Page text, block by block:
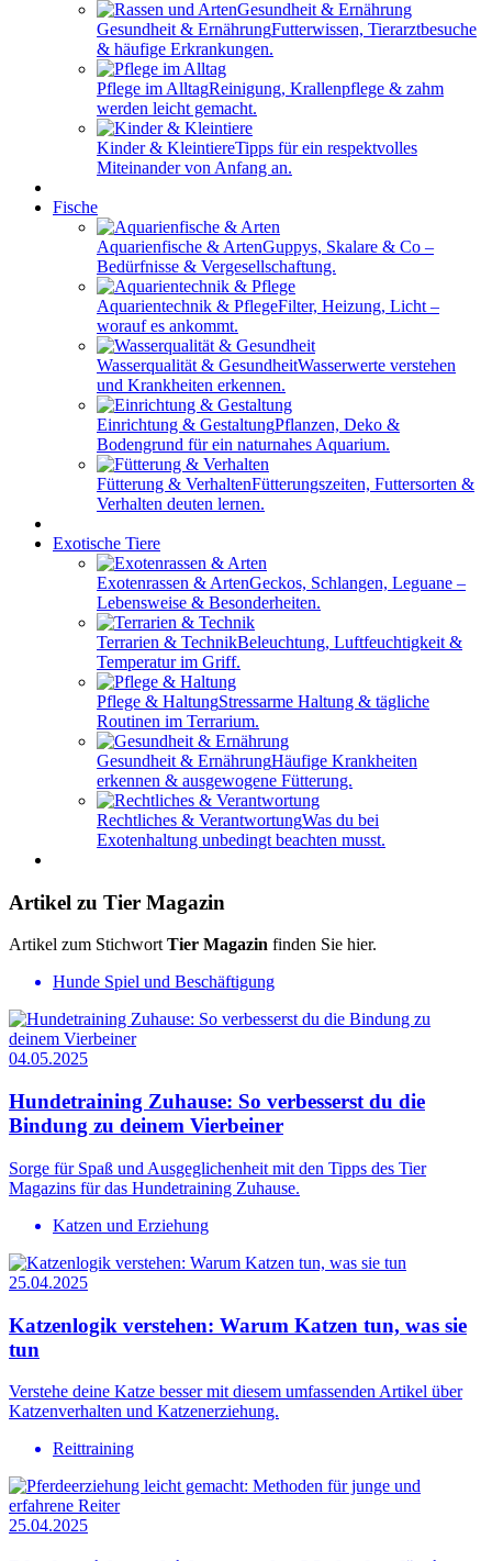
Gesundheit & ErnährungFutterwissen, Tierarztbesuche
& häufige Erkrankungen.
Pflege im AlltagReinigung, Krallenpflege & zahm
werden leicht gemacht.
Kinder & KleintiereTipps für ein respektvolles
Miteinander von Anfang an.
Fische
Aquarienfische & ArtenGuppys, Skalare & Co –
Bedürfnisse & Vergesellschaftung.
Aquarientechnik & PflegeFilter, Heizung, Licht –
worauf es ankommt.
Wasserqualität & GesundheitWasserwerte verstehen
und Krankheiten erkennen.
Einrichtung & GestaltungPflanzen, Deko &
Bodengrund für ein naturnahes Aquarium.
Fütterung & VerhaltenFütterungszeiten, Futtersorten &
Verhalten deuten lernen.
Exotische Tiere
Exotenrassen & ArtenGeckos, Schlangen, Leguane –
Lebensweise & Besonderheiten.
Terrarien & TechnikBeleuchtung, Luftfeuchtigkeit &
Temperatur im Griff.
Pflege & HaltungStressarme Haltung & tägliche
Routinen im Terrarium.
Gesundheit & ErnährungHäufige Krankheiten
erkennen & ausgewogene Fütterung.
Rechtliches & VerantwortungWas du bei
Exotenhaltung unbedingt beachten musst.
Artikel zu Tier Magazin
Artikel zum StichwortTier Magazin finden Sie hier.
Hunde Spiel und Beschäftigung
04.05.2025
Hundetraining Zuhause: So verbesserst du die
Bindung zu deinem Vierbeiner
Sorge für Spaß und Ausgeglichenheit mit den Tipps des Tier
Magazins für das Hundetraining Zuhause.
Katzen und Erziehung
25.04.2025
Katzenlogik verstehen: Warum Katzen tun, was sie
tun
Verstehe deine Katze besser mit diesem umfassenden Artikel über
Katzenverhalten und Katzenerziehung.
Reittraining
25.04.2025